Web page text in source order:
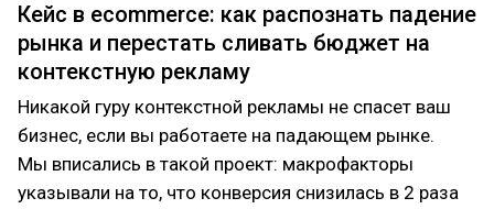
Кейс в ecommerce: как распознать падение
рынка и перестать сливать бюджет на
контекстную рекламу
Никакой гуру контекстной рекламы не спасет ваш
бизнес, если вы работаете на падающем рынке.
Мы вписались в такой проект: макрофакторы
указывали на то, что конверсия снизилась в 2 раза